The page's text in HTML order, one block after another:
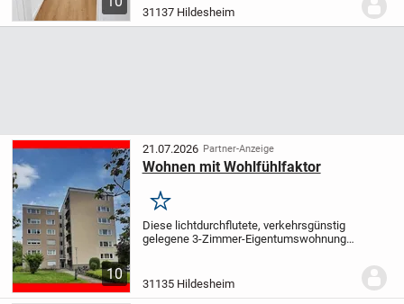
bezugsfertig – einziehen, fertig. Das
Wohnzimmer (rund 20 m²) liegt zur
31137 Hildesheim
10
21.07.2026 Partner-Anzeige
Wohnen mit Wohlfühlfaktor
Merken
Diese lichtdurchflutete, verkehrsgünstig
gelegene 3-Zimmer-Eigentumswohnung
Mieteinnahmen generieren möchten. Die
31135 Hildesheim